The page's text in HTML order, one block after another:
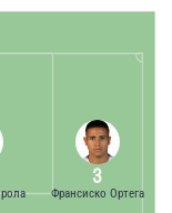
3
Франсиско Ортега